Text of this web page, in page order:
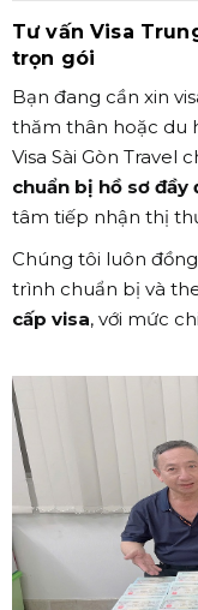
Tư vấn Visa
trọn gói
Bạn đang cần xin
thăm thân hoặc du
Visa Sài Gòn Travel
chuẩn bị hồ sơ đầy
tâm tiếp nhận thị
Chúng tôi luôn
trình chuẩn bị và
cấp visa, với mức